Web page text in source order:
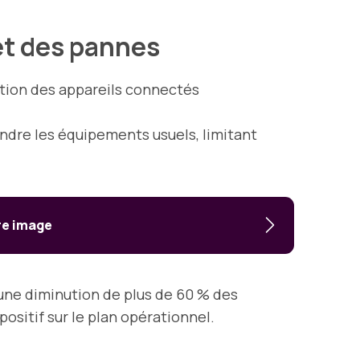
des pannes
des appareils connectés
les équipements usuels, limitant
image
diminution de plus de 60 % des
sur le plan opérationnel.